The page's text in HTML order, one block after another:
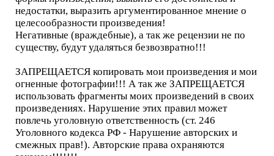
недостатки, выразить аргументированное мнение о
целесообразности произведения!
Негативные (враждебные), а так же рецензии не по
существу, будут удаляться безвозвратно!!!
ЗАПРЕЩАЕТСЯ копировать мои произведения и мои
огненные фотографии!!! А так же ЗАПРЕЩАЕТСЯ
использовать фрагменты моих произведений в своих
произведениях. Нарушение этих правил может
повлечь уголовную ответственность (ст. 246
Уголовного кодекса РФ - Нарушение авторских и
смежных прав!). Авторские права охраняются